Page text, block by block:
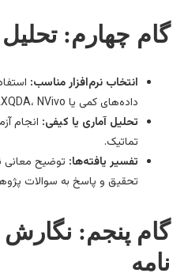
چهارم: تحلیل و
انتخاب نرم‌افزار مناسب:
داده‌های کمی یا MAXQDA، NVivo برای داده‌های کیفی.
تحلیل آماری یا کیفی:انجام
تماتیک.
تفسیر یافته‌ها:توضیح معانی نتایج،
تحقیق و پاسخ به سوالات پژوهش.
پنجم: نگارش